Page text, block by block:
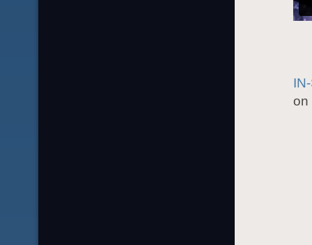
on